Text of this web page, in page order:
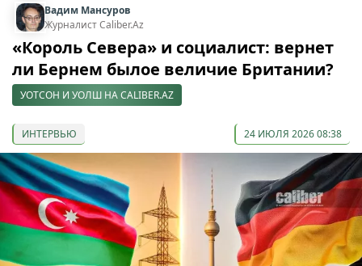
Вадим Мансуров
Журналист Caliber.Az
«Король Севера» и социалист: вернет
ли Бернем былое величие Британии?
УОТСОН И УОЛШ НА CALIBER.AZ
ИНТЕРВЬЮ 24 ИЮЛЯ 2026 08:38